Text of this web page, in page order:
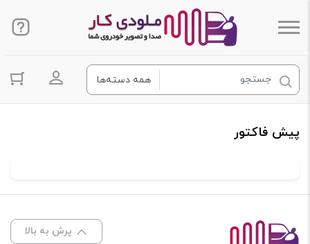
ورود به
پیش فاکتور
پرش به بالا